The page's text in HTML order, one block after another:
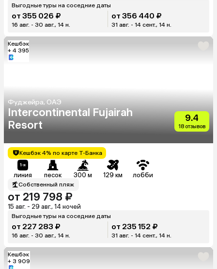
Выгодные туры на соседние даты
от 355 026 ₽
16 авг. - 30 авг., 14 н.
от 356 440 ₽
31 авг. - 14 сент., 14 н.
Кешбэк
+ 4 395
Фуджейра, ОАЭ
Intercontinental Fujairah
Resort
9.4
18 отзывов
Кешбэк 4% по карте Т-Банка
линия песок 300 м 129 км лобби
Собственный пляж
от 219 798 ₽
15 авг. - 29 авг., 14 ночей
Выгодные туры на соседние даты
от 227 283 ₽
16 авг. - 30 авг., 14 н.
от 235 152 ₽
31 авг. - 14 сент., 14 н.
Кешбэк
+ 3 909